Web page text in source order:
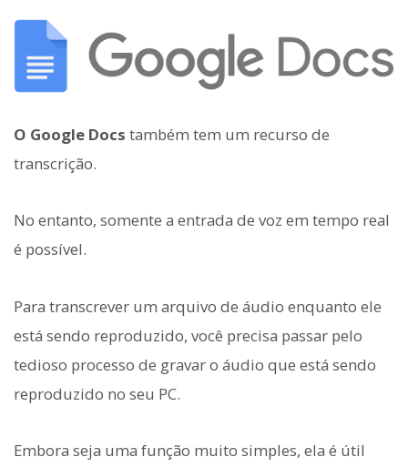
O Google Docs também tem um recurso de
transcrição.
No entanto, somente a entrada de voz em tempo real
é possível.
Para transcrever um arquivo de áudio enquanto ele
está sendo reproduzido, você precisa passar pelo
tedioso processo de gravar o áudio que está sendo
reproduzido no seu PC.
Embora seja uma função muito simples, ela é útil